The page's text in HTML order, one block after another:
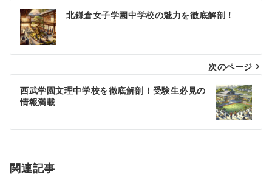
投
稿
ナ
ビ
ゲ
シ
ン
北鎌倉女子学園中学校の魅力を徹底解剖！
次のページ
西武学園文理中学校を徹底解剖！受験生必見の
情報満載
関連記事